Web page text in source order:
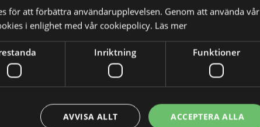
har
intyg
Efter godkänt resultat på
kunskapstestet erhåller du ett
personligt kursintyg.
för att förbättra användarupplevelsen. Genom att använda vår
i enlighet med vår cookiepolicy. Läs mer
Inriktning Funktioner
ACCEPTERA ALLA
AVVISA ALLT